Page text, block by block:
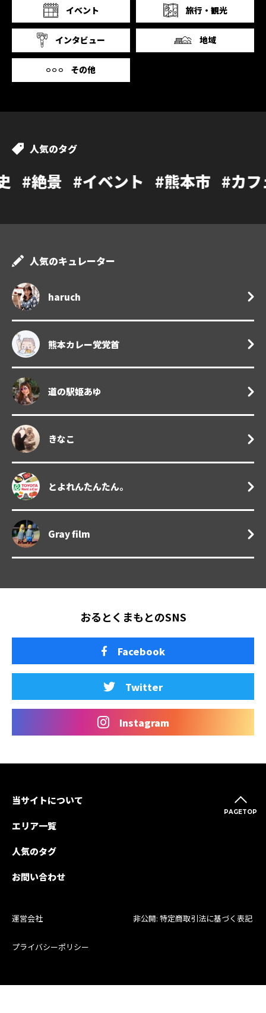
イベント 旅行・観光
インタビュー 地域
その他
人気のタグ
ント #熊本市 #カフェ #温泉 #ラ
人気のキュレーター
haruch
熊本カレー党党首
道の駅姫あゆ
きなこ
とよれんたんたん。
Gray film
おるとくまもとのSNS
Facebook
Twitter
Instagram
PAGETOP
当サイトについて
エリア一覧
人気のタグ
お問い合わせ
運営会社 非公開: 特定商取引法に基づく表記
プライバシーポリシー